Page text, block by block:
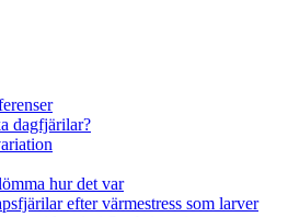
dagfjärilar?
hur det var
efter värmestress som larver